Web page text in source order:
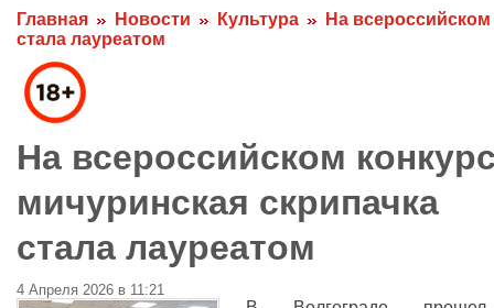
Главная Новости Культура
На
стала лауреатом
На всероссийском
мичуринская скрипачка
стала лауреатом
4 Апреля 2026 в 11:21